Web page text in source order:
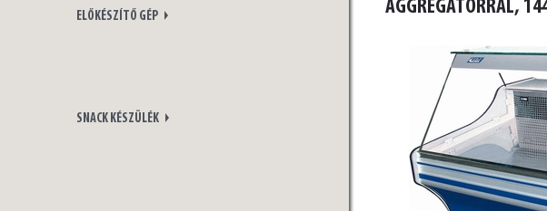
ELŐKÉSZÍTŐ GÉP
SNACK KÉSZÜLÉK
AGGREGÁTORRAL,